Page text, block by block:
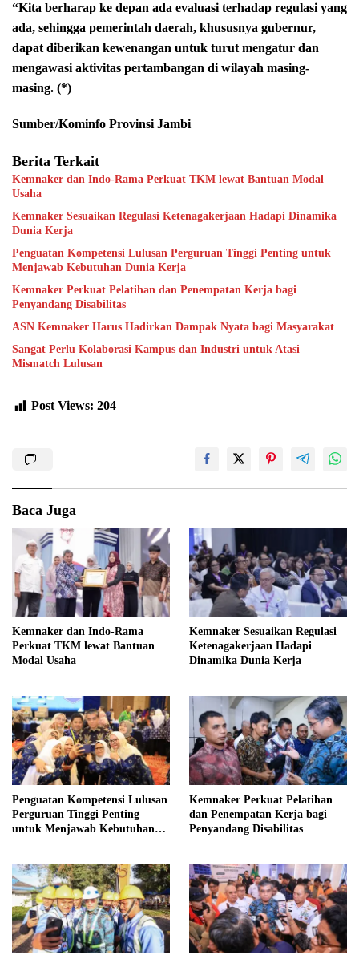
“Kita berharap ke depan ada evaluasi terhadap regulasi yang
ada, sehingga pemerintah daerah, khususnya gubernur,
dapat diberikan kewenangan untuk turut mengatur dan
mengawasi aktivitas pertambangan di wilayah masing-
masing. (*)
Sumber/Kominfo Provinsi Jambi
Berita Terkait
Kemnaker dan Indo-Rama Perkuat TKM lewat Bantuan Modal
Usaha
Kemnaker Sesuaikan Regulasi Ketenagakerjaan Hadapi Dinamika
Dunia Kerja
Penguatan Kompetensi Lulusan Perguruan Tinggi Penting untuk
Menjawab Kebutuhan Dunia Kerja
Kemnaker Perkuat Pelatihan dan Penempatan Kerja bagi
Penyandang Disabilitas
ASN Kemnaker Harus Hadirkan Dampak Nyata bagi Masyarakat
Sangat Perlu Kolaborasi Kampus dan Industri untuk Atasi
Mismatch Lulusan
Post Views: 204
Baca Juga
Kemnaker dan Indo-Rama
Perkuat TKM lewat Bantuan
Modal Usaha
Kemnaker Sesuaikan Regulasi
Ketenagakerjaan Hadapi
Dinamika Dunia Kerja
Penguatan Kompetensi Lulusan
Perguruan Tinggi Penting
untuk Menjawab Kebutuhan
Kemnaker Perkuat Pelatihan
dan Penempatan Kerja bagi
Penyandang Disabilitas